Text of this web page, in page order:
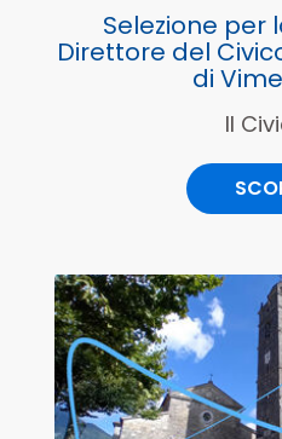
Selezione per
Direttore del
di
Il